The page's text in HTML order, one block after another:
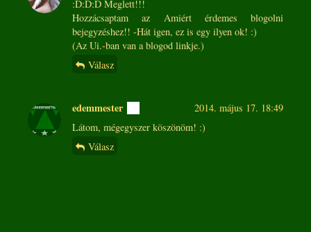
:D:D:D Meglett!!!
Hozzácsaptam az Amiért érdemes blogolni
bejegyzéshez!! -Hát igen, ez is egy ilyen ok! :)
(Az Ui.-ban van a blogod linkje.)
Válasz
edemmester
2014. május 17. 18:49
Látom, mégegyszer köszönöm! :)
Válasz